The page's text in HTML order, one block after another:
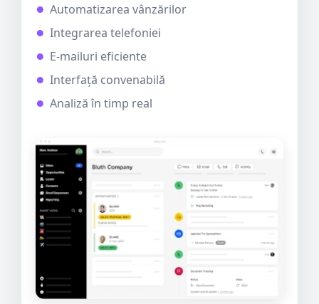
Automatizarea vânzărilor
Integrarea telefoniei
E-mailuri eficiente
Interfață convenabilă
Analiză în timp real